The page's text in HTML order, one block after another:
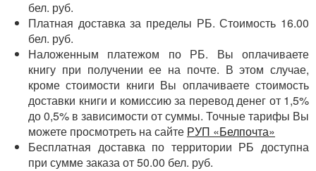
бел. руб.
Платная доставка за пределы РБ. Стоимость 16.00
бел. руб.
Наложенным платежом по РБ. Вы оплачиваете
книгу при получении ее на почте. В этом случае,
кроме стоимости книги Вы оплачиваете стоимость
доставки книги и комиссию за перевод денег от 1,5%
до 0,5% в зависимости от суммы. Точные тарифы Вы
можете просмотреть на сайте РУП «Белпочта»
Бесплатная доставка по территории РБ доступна
при сумме заказа от 50.00 бел. руб.